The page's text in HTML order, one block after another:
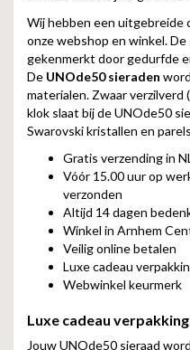
Wij hebben een uitgebreide
onze webshop en winkel.
gekenmerkt door gedurfde
De UNOde50 sieraden
materialen. Zwaar verzilverd
klok slaat bij de UNOde50
Swarovski kristallen en
Gratis verzending in
Vóór 15.00 uur op
verzonden
Altijd 14 dagen
Winkel in Arnhem
Veilig online betalen
Luxe cadeau
Webwinkel keurmerk
Luxe cadeau
Jouw UNOde50 sieraad